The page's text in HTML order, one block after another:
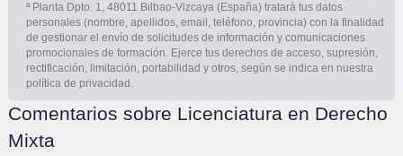
ª Planta Dpto. 1, 48011 Bilbao-Vizcaya (España) tratará tus datos
personales (nombre, apellidos, email, teléfono, provincia) con la finalidad
de gestionar el envío de solicitudes de información y comunicaciones
promocionales de formación. Ejerce tus derechos de acceso, supresión,
rectificación, limitación, portabilidad y otros, según se indica en nuestra
política de privacidad.
Comentarios sobre Licenciatura en Derecho
Mixta